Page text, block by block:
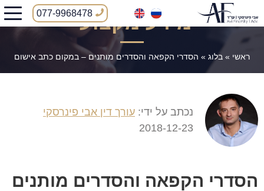
077-9968478מידע מקצועי
ראשי » בלוג » הסדרי הקפאה והסדרים מותנים – במקום כתב אישום
נכתב על ידי: עורך דין אבי פינרסקי
2018-12-23
הסדרי הקפאה והסדרים מותנים